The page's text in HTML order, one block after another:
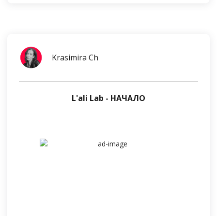
Krasimira Ch
L'ali Lab - НАЧАЛО